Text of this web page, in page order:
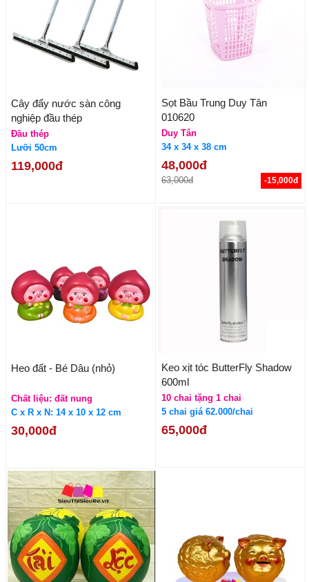
Cây đẩy nước sàn công
nghiệp đầu thép
Đầu thép
Lưỡi 50cm
119,000đ
Sọt Bầu Trung Duy Tân
010620
Duy Tân
34 x 34 x 38 cm
48,000đ
63,000đ -15,000đ
Heo đất - Bé Dâu (nhỏ)
Chất liệu: đất nung
C x R x N: 14 x 10 x 12 cm
30,000đ
Keo xịt tóc ButterFly Shadow
600ml
10 chai tặng 1 chai
5 chai giá 62.000/chai
65,000đ